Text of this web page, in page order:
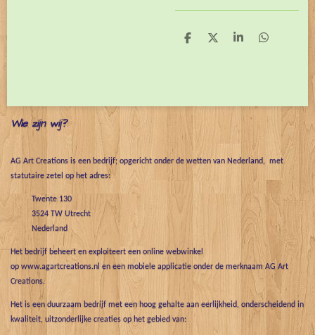
D
D
S
D
Wie zijn wij?
AG Art Creations is een bedrijf; opgericht onder de wetten van Nederland, met
statutaire zetel op het adres:
Twente 130
3524 TW Utrecht
Nederland
Het bedrijf beheert en exploiteert een online webwinkel
op www.agartcreations.nl en een mobiele applicatie onder de merknaam AG Art
Creations.
Het is een duurzaam bedrijf met een hoog gehalte aan eerlijkheid, onderscheidend in
kwaliteit, uitzonderlijke creaties op het gebied van: